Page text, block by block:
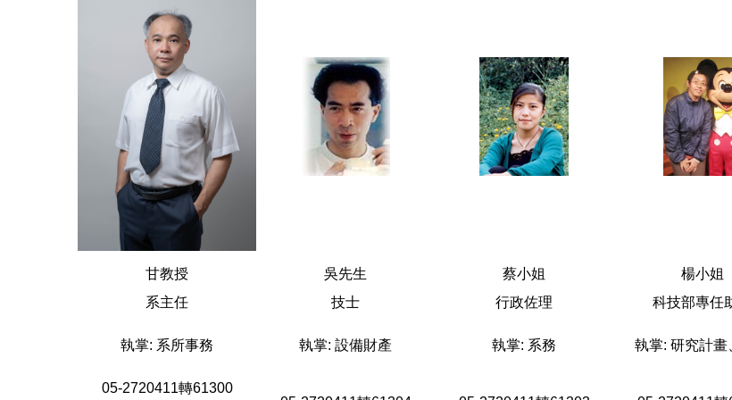
甘教授 吳先生 蔡小姐 楊小姐
系主任
技士 行政佐理 科技部專任
執掌: 系所事務 執掌: 設備財產 執掌: 系務 執掌: 研究計畫
05-2720411轉61300